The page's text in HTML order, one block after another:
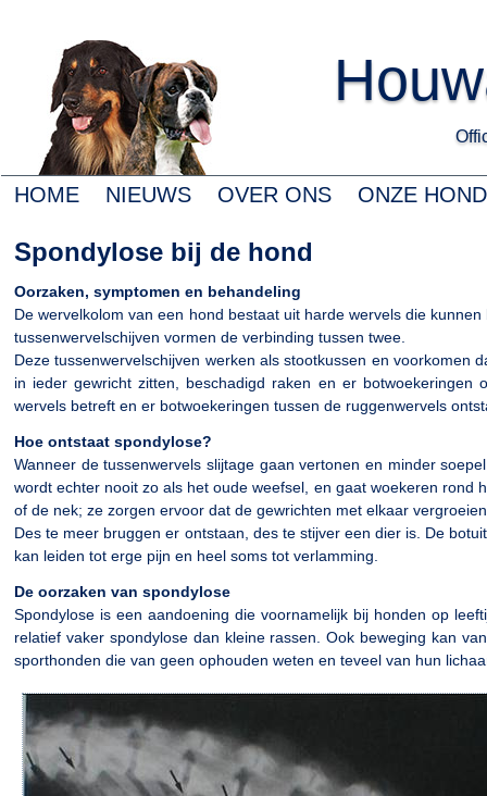
HOME NIEUWS OVER ONS ONZE
Spondylose bij de hond
Oorzaken, symptomen en behandeling
De wervelkolom van een hond bestaat uit harde wervels die
tussenwervelschijven vormen de verbinding tussen twee.
Deze tussenwervelschijven werken als stootkussen en voorkomen
in ieder gewricht zitten, beschadigd raken en er
wervels betreft en er botwoekeringen tussen de ruggenwervels
Hoe ontstaat spondylose?
Wanneer de tussenwervels slijtage gaan vertonen en minder
wordt echter nooit zo als het oude weefsel, en gaat woekeren rond
of de nek; ze zorgen ervoor dat de gewrichten met elkaar
Des te meer bruggen er ontstaan, des te stijver een dier is. De
kan leiden tot erge pijn en heel soms tot verlamming.
De oorzaken van spondylose
Spondylose is een aandoening die voornamelijk bij honden op
relatief vaker spondylose dan kleine rassen. Ook beweging kan
sporthonden die van geen ophouden weten en teveel van hun